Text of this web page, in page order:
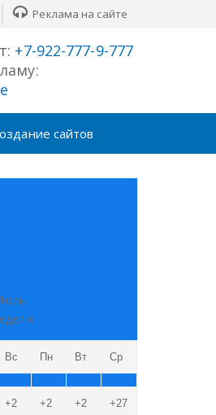
Реклама на сайте
+7-922-777-9-777
сайтов
Вс Пн Вт Ср
+2
+2
+2
+27